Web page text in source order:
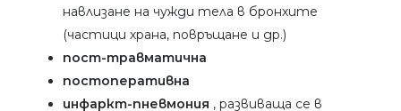
навлизане на чужди тела в бронхите
(частици храна, повръщане и др.)
пост-травматична
постоперативна
инфаркт-пневмония , развиваща се в